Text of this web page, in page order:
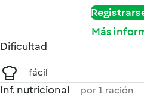
Más
Dificultad
fácil
Inf. nutricional por 1 ración